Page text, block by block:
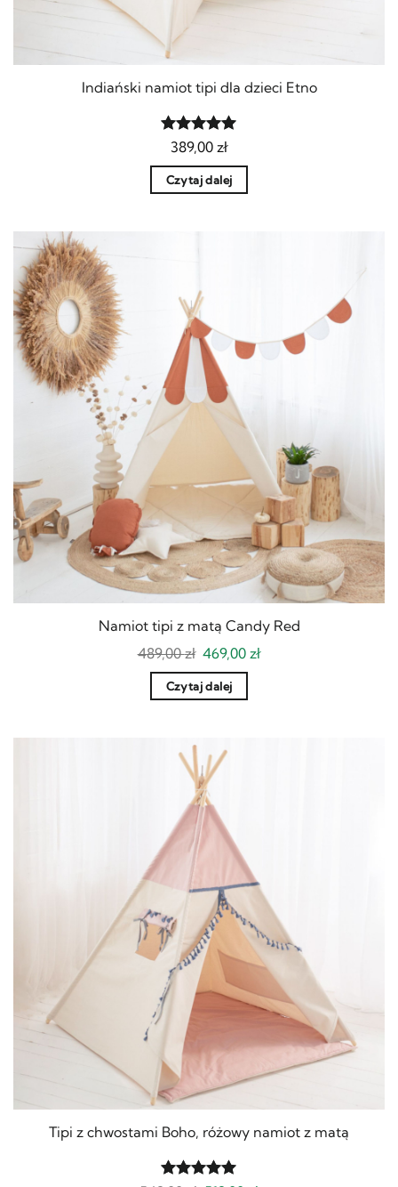
Indiański namiot tipi dla dzieci Etno
Oceniony
389,00 zł
Czytaj dalej
Namiot tipi z matą Candy Red
489,00zł Pierwotna
cena
wynosiła:
489,00 zł.
469,00złAktualna
Czytaj dalej
Tipi z chwostami Boho, różowy namiot z matą